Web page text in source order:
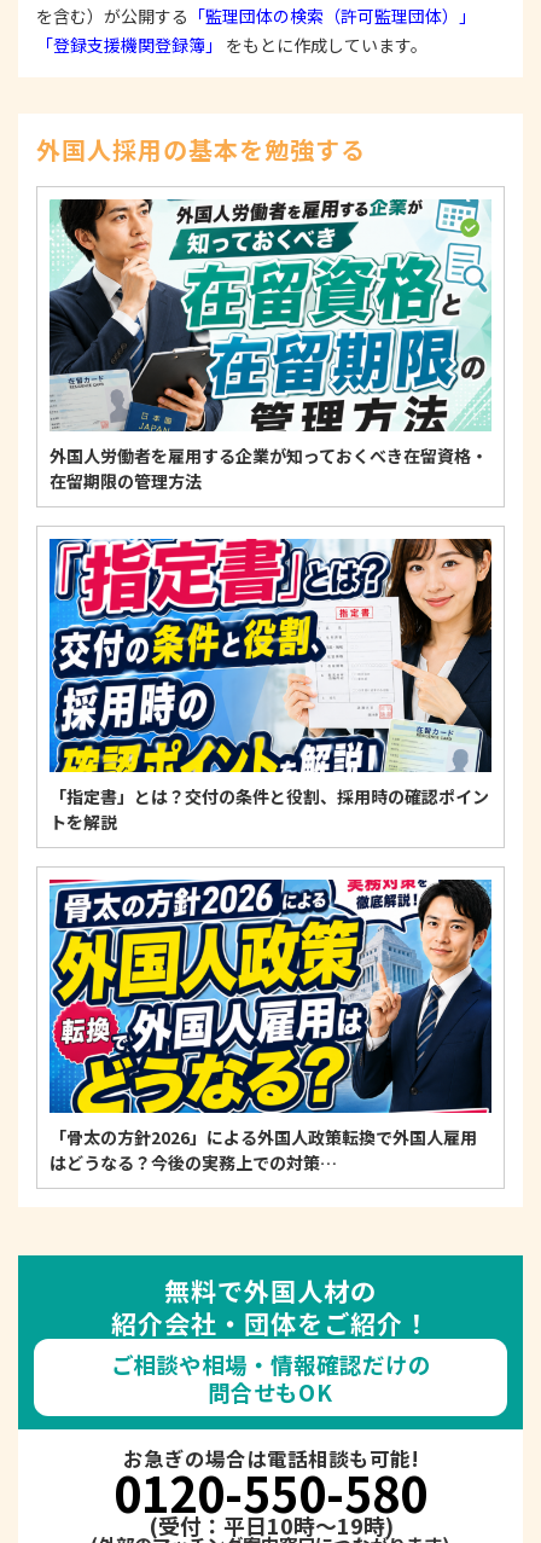
3. 苦情および相談等に対する適正な対応について
本人からの苦情および相談があった場合には、適切
示、訂正、削除、または利用もしくは提供の停止等
を求められたときは、適法かつ遅滞なく応じます。
4. 法令・指針・規範の遵守について
適正な個人情報保護の実現のため、個人情報の取扱
いに関する法令、国が定める指針およびその他の規
範を遵守します。
個人情報に関するお問い合わせ窓口
〒125-0061
東京都葛飾区亀有3-21-11 藍ビル202
TEL：0120-550-580
株式会社 アルフォース･ワン 個人情報保護担当
を含む）が公開する 「監理団体の検索（許可監理団体）」
「登録支援機関登録簿」
をもとに作成しています。
外国人採用の基本を勉強する
外国人労働者を雇用する企業が知っておくべき在留資格・
在留期限の管理方法
「指定書」とは？交付の条件と役割、採用時の確認ポイン
トを解説
「骨太の方針2026」による外国人政策転換で外国人雇用
はどうなる？今後の実務上での対策…
無料で外国人材の
紹介会社・団体をご紹介！
ご相談や相場・情報確認だけの
問合せもOK
お急ぎの場合は電話相談も可能!
0120-550-580
(受付：平日10時～19時)